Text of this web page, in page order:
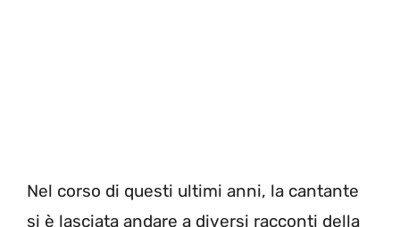
Nel corso di questi ultimi anni, la cantante
si è lasciata andare a diversi racconti della